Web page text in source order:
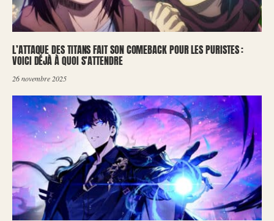
L’ATTAQUE DES TITANS FAIT SON COMEBACK POUR LES PURISTES :
VOICI DÉJÀ À QUOI S’ATTENDRE
26 novembre 2025